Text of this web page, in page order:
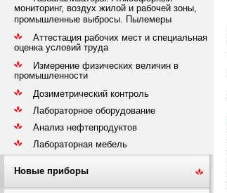
мониторинг, воздух жилой и рабочей зоны,
промышленные выбросы. Пылемеры
Аттестация рабочих мест и специальная
оценка условий труда
Измерение физических величин в
промышленности
Дозиметрический контроль
Лабораторное оборудование
Анализ нефтепродуктов
Лабораторная мебель
Новые приборы